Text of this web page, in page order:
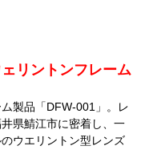
リントンフレーム
製品「DFW-001」。レ
県鯖江市に密着し、一
ウエリントン型レンズ